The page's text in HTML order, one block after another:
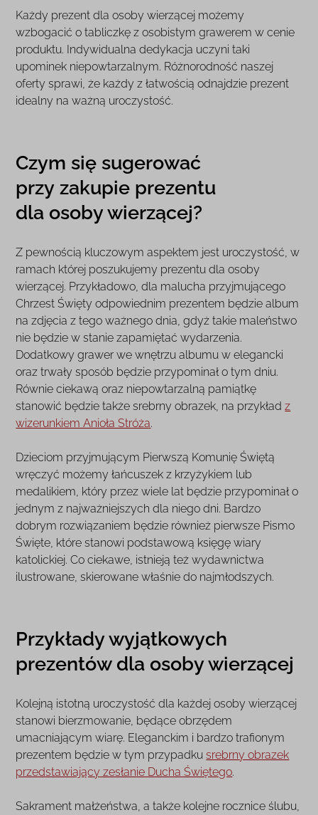
Każdy prezent dla osoby wierzącej możemy
wzbogacić o tabliczkę z osobistym grawerem w cenie
produktu. Indywidualna dedykacja uczyni taki
upominek niepowtarzalnym. Różnorodność naszej
oferty sprawi, że każdy z łatwością odnajdzie prezent
idealny na ważną uroczystość.
Czym się sugerować
przy zakupie prezentu
dla osoby wierzącej?
Z pewnością kluczowym aspektem jest uroczystość, w
ramach której poszukujemy prezentu dla osoby
wierzącej. Przykładowo, dla malucha przyjmującego
Chrzest Święty odpowiednim prezentem będzie album
na zdjęcia z tego ważnego dnia, gdyż takie maleństwo
nie będzie w stanie zapamiętać wydarzenia.
Dodatkowy grawer we wnętrzu albumu w elegancki
oraz trwały sposób będzie przypominał o tym dniu.
Równie ciekawą oraz niepowtarzalną pamiątkę
stanowić będzie także srebrny obrazek, na przykładz
wizerunkiem Anioła Stróża.
Dzieciom przyjmującym Pierwszą Komunię Świętą
wręczyć możemy łańcuszek z krzyżykiem lub
medalikiem, który przez wiele lat będzie przypominał o
jednym z najważniejszych dla niego dni. Bardzo
dobrym rozwiązaniem będzie również pierwsze Pismo
Święte, które stanowi podstawową księgę wiary
katolickiej. Co ciekawe, istnieją też wydawnictwa
ilustrowane, skierowane właśnie do najmłodszych.
Przykłady wyjątkowych
prezentów dla osoby wierzącej
Kolejną istotną uroczystość dla każdej osoby wierzącej
stanowi bierzmowanie, będące obrzędem
umacniającym wiarę. Eleganckim i bardzo trafionym
prezentem będzie w tym przypadkusrebrny obrazek
przedstawiający zesłanie Ducha Świętego.
Sakrament małżeństwa, a także kolejne rocznice ślubu,